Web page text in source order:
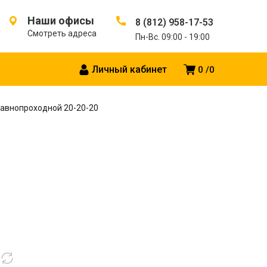
Наши офисы
Смотреть адреса
8 (812) 958-17-53
Пн-Вс. 09:00 - 19:00
0 0
Личный кабинет
20-20-20